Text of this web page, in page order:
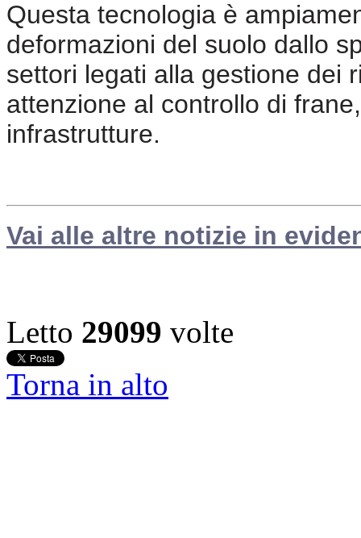
Questa tecnologia è
deformazioni del suolo dallo
settori legati alla gestione dei
attenzione al controllo di
infrastrutture.
Vai alle altre notizie in
Letto 29099 volte
Torna in alto